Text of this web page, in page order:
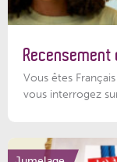
Recensement
Vous êtes
vous interrogez